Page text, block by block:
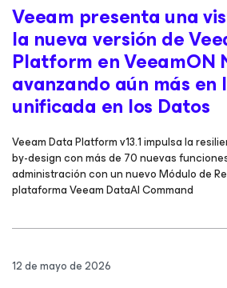
Veeam presenta una
la nueva versión de
Platform en VeeamON
avanzando aún más en
unificada en los Datos
Veeam Data Platform v13.1 impulsa la
by-design con más de 70 nuevas
administración con un nuevo Módulo de
plataforma Veeam DataAI Command
12 de mayo de 2026